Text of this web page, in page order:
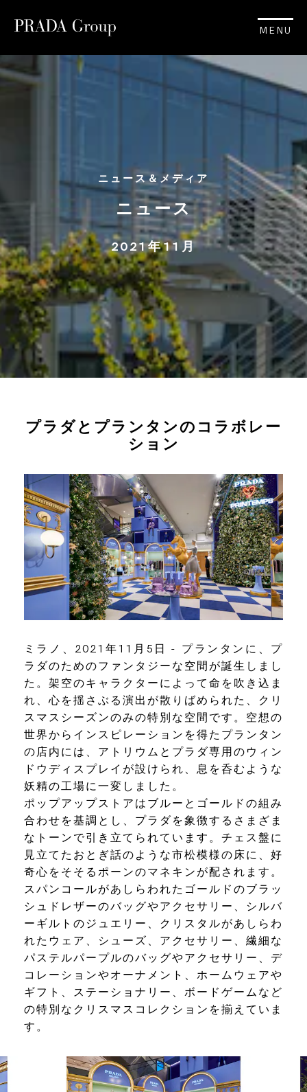
MENU
ニュース＆メディア
ニュース
2021年11月
プラダとプランタンのコラボレー
ション
ミラノ、2021年11月5日 - プランタンに、プ
ラダのためのファンタジーな空間が誕生しまし
た。架空のキャラクターによって命を吹き込ま
れ、心を揺さぶる演出が散りばめられた、クリ
スマスシーズンのみの特別な空間です。空想の
世界からインスピレーションを得たプランタン
の店内には、アトリウムとプラダ専用のウィン
ドウディスプレイが設けられ、息を呑むような
妖精の工場に一変しました。
ポップアップストアはブルーとゴールドの組み
合わせを基調とし、プラダを象徴するさまざま
なトーンで引き立てられています。チェス盤に
見立てたおとぎ話のような市松模様の床に、好
奇心をそそるポーンのマネキンが配されます。
スパンコールがあしらわれたゴールドのブラッ
シュドレザーのバッグやアクセサリー、シルバ
ーギルトのジュエリー、クリスタルがあしらわ
れたウェア、シューズ、アクセサリー、繊細な
パステルパープルのバッグやアクセサリー、デ
コレーションやオーナメント、ホームウェアや
ギフト、ステーショナリー、ボードゲームなど
の特別なクリスマスコレクションを揃えていま
す。